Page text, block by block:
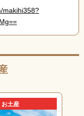
makihi358?
お土産